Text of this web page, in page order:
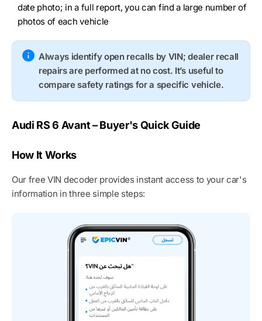
date photo; in a full report, you can find a large number of
photos of each vehicle
Always identify open recalls by VIN; dealer recall
repairs are performed at no cost. It’s useful to
compare safety ratings for a specific vehicle.
Audi RS 6 Avant – Buyer's Quick Guide
How It Works
Our free VIN decoder provides instant access to your car's
information in three simple steps: